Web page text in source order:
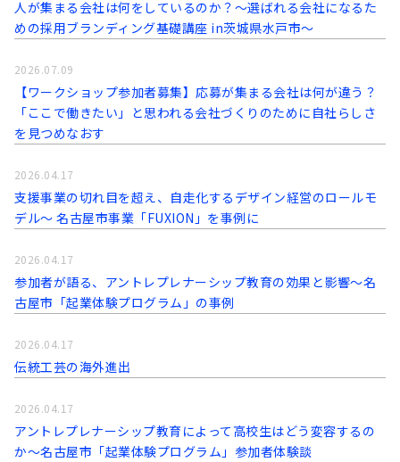
人が集まる会社は何をしているのか？～選ばれる会社になるた
めの採用ブランディング基礎講座 in茨城県水戸市～
【ワークショップ参加者募集】応募が集まる会社は何が違う？
「ここで働きたい」と思われる会社づくりのために自社らしさ
を見つめなおす
2026.07.09
支援事業の切れ目を超え、自走化するデザイン経営のロールモ
デル〜 名古屋市事業「FUXION」を事例に
2026.04.17
参加者が語る、アントレプレナーシップ教育の効果と影響～名
古屋市「起業体験プログラム」の事例
2026.04.17
伝統工芸の海外進出
2026.04.17
アントレプレナーシップ教育によって高校生はどう変容するの
か～名古屋市「起業体験プログラム」参加者体験談
2026.04.17